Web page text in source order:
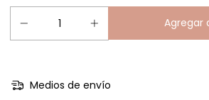
Medios de envío